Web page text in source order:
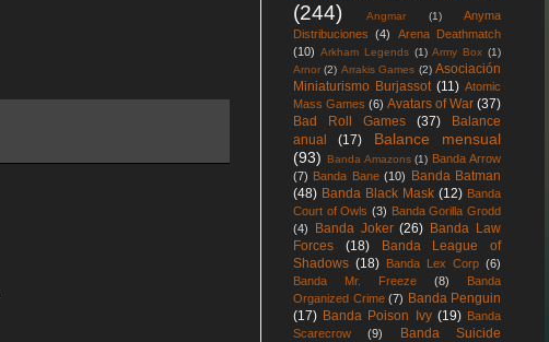
(244)
Angmar (1)
Anyma
Distribuciones
(4)
Arena Deathmatch
(10) Arkham Legends (1) Army Box (1)
Arnor (2) Arrakis Games (2) Asociación
Miniaturismo Burjassot (11) Atomic
Mass Games (6) Avatars of War (37)
Bad Roll Games
(37)
Balance
anual
(17)
Balance mensual
(93)
Banda Amazons (1) Banda Arrow
(7) Banda Bane (10)
Banda Batman
(48) Banda Black Mask (12) Banda
Court of Owls (3) Banda Gorilla Grodd
(4)
Banda Joker (26) Banda Law
Forces
(18)
Banda League of
Shadows (18) Banda Lex Corp (6)
Banda Mr. Freeze
(8)
Banda
Organized Crime (7) Banda Penguin
(17) Banda Poison Ivy (19) Banda
Scarecrow
(9)
Banda Suicide